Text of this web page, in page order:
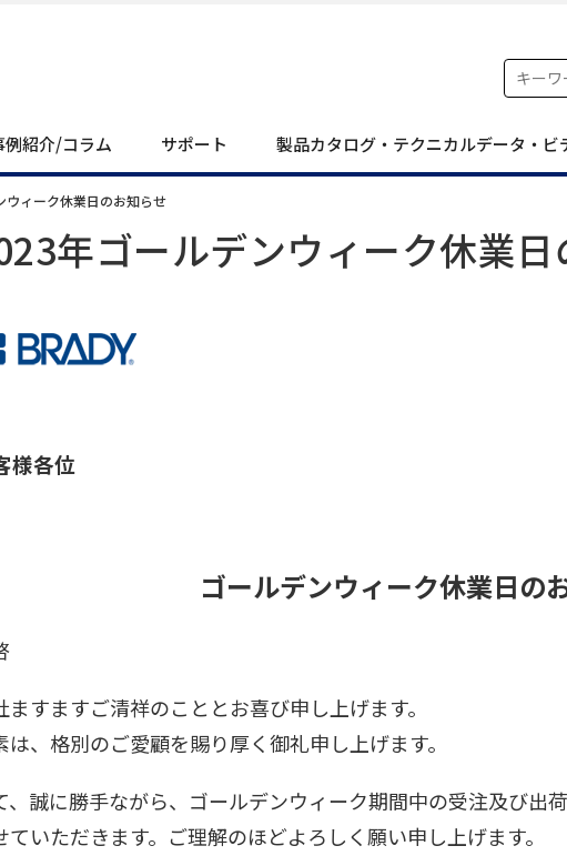
例紹介/コラム サポート 製品カタログ・テクニカルデータ・ビ
ウィーク休業日のお知らせ
年ゴールデンウィーク休業日
様各位
ゴールデンウィーク休業日の
ますますご清祥のこととお喜び申し上げます。
は、格別のご愛顧を賜り厚く御礼申し上げます。
、誠に勝手ながら、ゴールデンウィーク期間中の受注及び出
ていただきます。ご理解のほどよろしく願い申し上げます。